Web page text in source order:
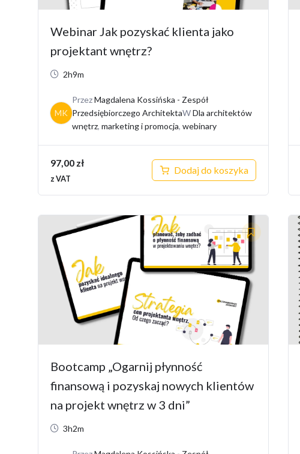
Webinar Jak pozyskać klienta jako
projektant wnętrz?
2h9m
MK
PrzezMagdalena Kossińska - Zespół
Przedsiębiorczego ArchitektaWDla architektów
wnętrz, marketing i promocja, webinary
97,00 zł
z VAT
Dodaj do koszyka
Bootcamp „Ogarnij płynność
finansową i pozyskaj nowych klientów
na projekt wnętrz w 3 dni”
3h2m